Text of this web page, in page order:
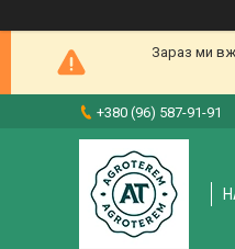
Зараз ми
+380 (96) 587-91-91